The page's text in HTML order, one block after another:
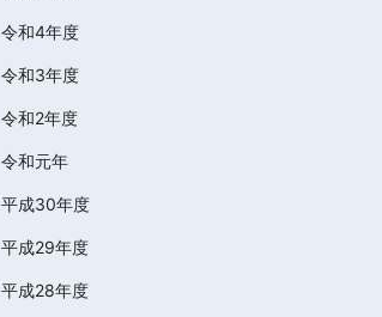
令和4年度
令和3年度
令和2年度
令和元年
平成30年度
平成29年度
平成28年度